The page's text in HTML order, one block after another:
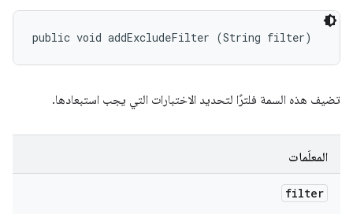
public void addExcludeFilter (String filter)
تضيف هذه السمة فلترًا لتحديد الاختبارات التي يجب استبعادها.
المعلَمات
filter